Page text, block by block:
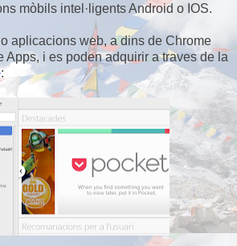
mòbils intel·ligents Android o IOS.
aplicacions web, a dins de Chrome
Apps, i es poden adquirir a traves de la
: